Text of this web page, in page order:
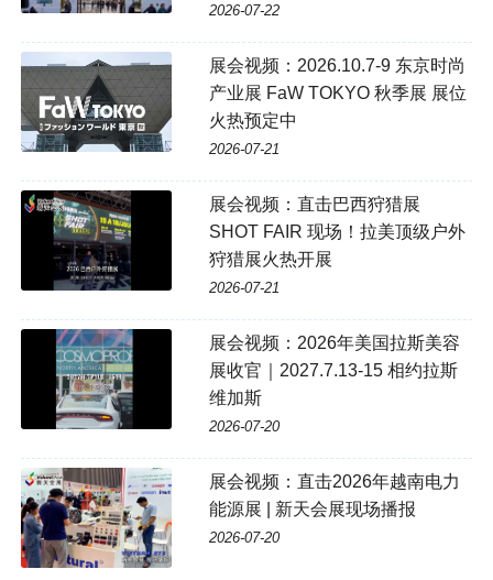
2026-07-22
展会视频：2026.10.7-9 东京时尚
产业展 FaW TOKYO 秋季展 展位
火热预定中
2026-07-21
展会视频：直击巴西狩猎展
SHOT FAIR 现场！拉美顶级户外
狩猎展火热开展
2026-07-21
展会视频：2026年美国拉斯美容
展收官｜2027.7.13-15 相约拉斯
维加斯
2026-07-20
展会视频：直击2026年越南电力
能源展 | 新天会展现场播报
2026-07-20